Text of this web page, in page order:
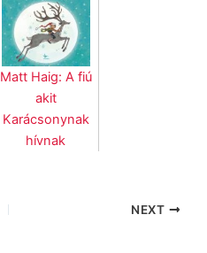
Matt Haig: A fiú
akit
Karácsonynak
hívnak
NEXT